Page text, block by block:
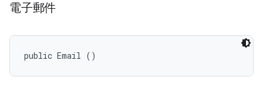
電子郵件
public Email ()